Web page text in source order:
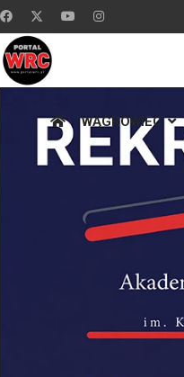
WĄGROWIEC